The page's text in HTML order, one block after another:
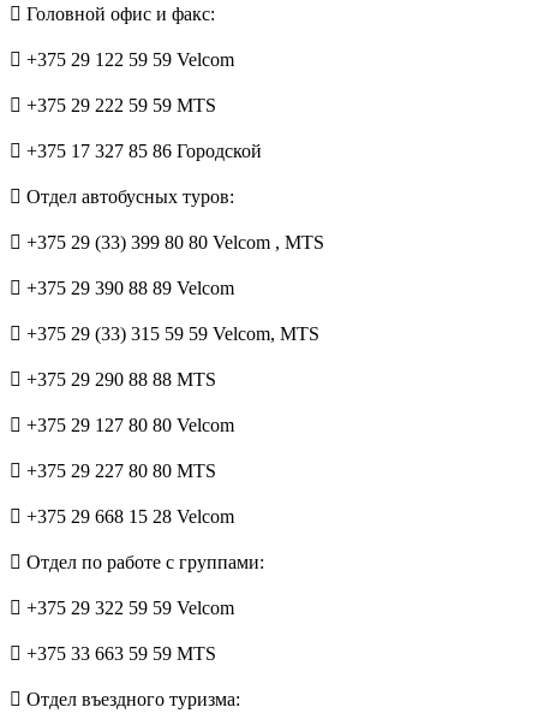
Головной офис и факс:
+375 29 122 59 59 Velcom
+375 29 222 59 59 MTS
+375 17 327 85 86 Городской
Отдел автобусных туров:
+375 29 (33) 399 80 80 Velcom , MTS
+375 29 390 88 89 Velcom
+375 29 (33) 315 59 59 Velcom, MTS
+375 29 290 88 88 MTS
+375 29 127 80 80 Velcom
+375 29 227 80 80 MTS
+375 29 668 15 28 Velcom
Отдел по работе с группами:
+375 29 322 59 59 Velcom
+375 33 663 59 59 MTS
Отдел въездного туризма: